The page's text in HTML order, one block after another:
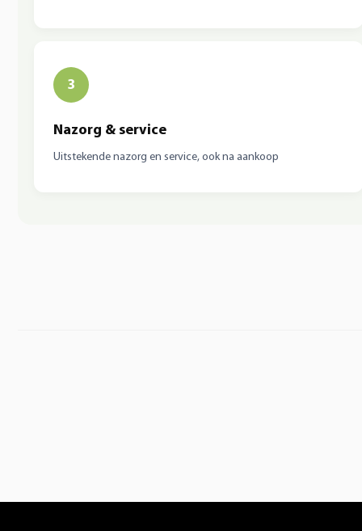
3
Nazorg & service
Uitstekende nazorg en service, ook na aankoop